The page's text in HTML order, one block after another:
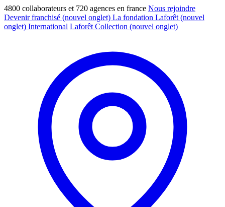
4800 collaborateurs et 720 agences en france Nous rejoindre
Devenir franchisé (nouvel onglet) La fondation Laforêt (nouvel
onglet) International Laforêt Collection (nouvel onglet)